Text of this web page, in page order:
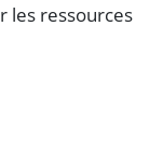
les ressources